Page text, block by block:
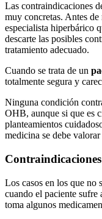
Las contraindicaciones
muy concretas. Antes
especialista hiperbárico
descarte las posibles
tratamiento adecuado.
Cuando se trata de un
totalmente segura y
Ninguna condición
OHB, aunque si que es
planteamientos
medicina se debe
Los casos en los que no
cuando el paciente sufre
toma algunos